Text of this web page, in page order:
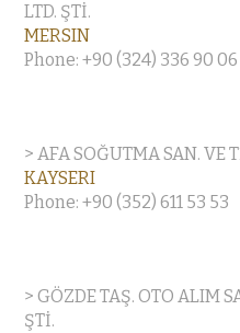
LTD. ŞTİ.
MERSIN
Phone: +90 (324) 336 90 06
> AFA SOĞUTMA SAN. VE
KAYSERI
Phone: +90 (352) 611 53 53
> GÖZDE TAŞ. OTO ALIM
ŞTİ.